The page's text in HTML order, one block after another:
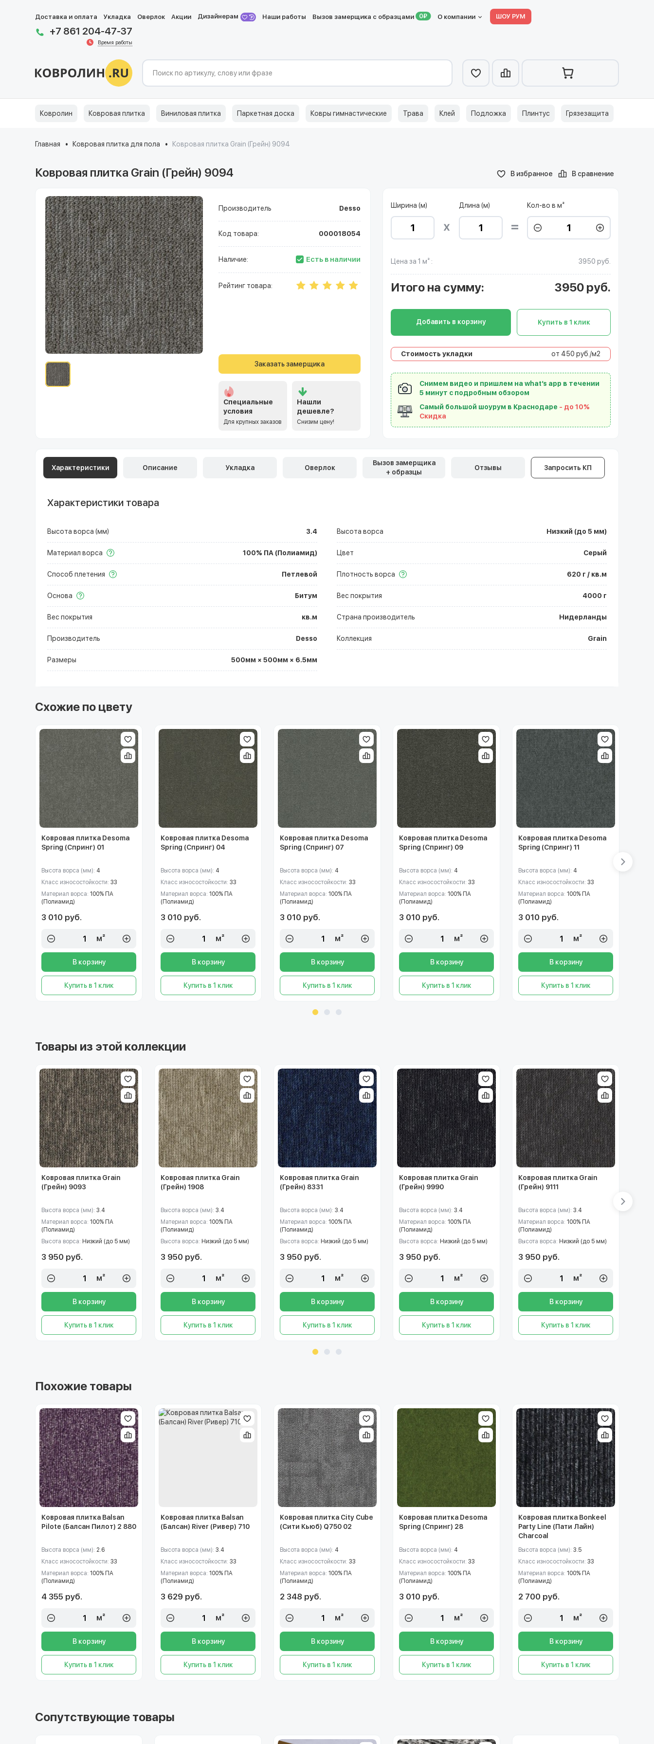
Доставка и оплата Укладка Оверлок Акции Дизайнерам Наши работы Вызов замерщика с образцами О компании ШОУ РУМ
+7 861 204-47-37
Время работы
Ковролин Ковровая плитка Виниловая плитка Паркетная доска Ковры гимнастические Трава Клей Подложка Плинтус Грязезащита
Главная Ковровая плитка для пола Ковровая плитка Grain (Грейн) 9094
Ковровая плитка Grain (Грейн) 9094 В избранное В сравнение
Производитель Desso
Код товара: 000018054
Наличие: Есть в наличии
Рейтинг товара:
Заказать замерщика
Специальные
условия
Для крупных заказов
Нашли
дешевле?
Снизим цену!
Ширина (м) Длина (м) Кол-во в м²
Цена за 1 м² : 3950 руб.
Итого на сумму: 3950 руб.
Добавить в корзину Купить в 1 клик
Стоимость укладки от 450 руб./м2
Снимем видео и пришлем на what’s app в течении
5 минут с подробным обзором
Самый большой шоурум в Краснодаре - до 10%
Скидка
Характеристики Описание Укладка Оверлок
Вызов замерщика
+ образцы
Отзывы Запросить КП
Характеристики товара
Высота ворса (мм) 3.4 Высота ворса Низкий (до 5 мм)
Материал ворса 100% ПА (Полиамид) Цвет Серый
Способ плетения Петлевой Плотность ворса 620 г / кв.м
Основа Битум Вес покрытия 4000 г
Вес покрытия кв.м Страна производитель Нидерланды
Производитель Desso Коллекция Grain
Размеры 500мм × 500мм × 6.5мм
Схожие по цвету
Ковровая плитка Desoma
Spring (Спринг) 01
Высота ворса (мм): 4
Класс износостойкости: 33
Материал ворса: 100% ПА
(Полиамид)
3 010 руб.
м²
В корзину
Купить в 1 клик
Ковровая плитка Desoma
Spring (Спринг) 04
Высота ворса (мм): 4
Класс износостойкости: 33
Материал ворса: 100% ПА
(Полиамид)
3 010 руб.
м²
В корзину
Купить в 1 клик
Ковровая плитка Desoma
Spring (Спринг) 07
Высота ворса (мм): 4
Класс износостойкости: 33
Материал ворса: 100% ПА
(Полиамид)
3 010 руб.
м²
В корзину
Купить в 1 клик
Ковровая плитка Desoma
Spring (Спринг) 09
Высота ворса (мм): 4
Класс износостойкости: 33
Материал ворса: 100% ПА
(Полиамид)
3 010 руб.
м²
В корзину
Купить в 1 клик
Ковровая плитка Desoma
Spring (Спринг) 11
Высота ворса (мм): 4
Класс износостойкости: 33
Материал ворса: 100% ПА
(Полиамид)
3 010 руб.
м²
В корзину
Купить в 1 клик
Товары из этой коллекции
Ковровая плитка Grain
(Грейн) 9093
Высота ворса (мм): 3.4
Материал ворса: 100% ПА
(Полиамид)
Высота ворса: Низкий (до 5 мм)
3 950 руб.
м²
В корзину
Купить в 1 клик
Ковровая плитка Grain
(Грейн) 1908
Высота ворса (мм): 3.4
Материал ворса: 100% ПА
(Полиамид)
Высота ворса: Низкий (до 5 мм)
3 950 руб.
м²
В корзину
Купить в 1 клик
Ковровая плитка Grain
(Грейн) 8331
Высота ворса (мм): 3.4
Материал ворса: 100% ПА
(Полиамид)
Высота ворса: Низкий (до 5 мм)
3 950 руб.
м²
В корзину
Купить в 1 клик
Ковровая плитка Grain
(Грейн) 9990
Высота ворса (мм): 3.4
Материал ворса: 100% ПА
(Полиамид)
Высота ворса: Низкий (до 5 мм)
3 950 руб.
м²
В корзину
Купить в 1 клик
Ковровая плитка Grain
(Грейн) 9111
Высота ворса (мм): 3.4
Материал ворса: 100% ПА
(Полиамид)
Высота ворса: Низкий (до 5 мм)
3 950 руб.
м²
В корзину
Купить в 1 клик
Похожие товары
Ковровая плитка Balsan
Pilote (Балсан Пилот) 2 880
Высота ворса (мм): 2.6
Класс износостойкости: 33
Материал ворса: 100% ПА
(Полиамид)
4 355 руб.
м²
В корзину
Купить в 1 клик
Ковровая плитка Balsan
(Балсан) River (Ривер) 710
Высота ворса (мм): 3.4
Класс износостойкости: 33
Материал ворса: 100% ПА
(Полиамид)
3 629 руб.
м²
В корзину
Купить в 1 клик
Ковровая плитка City Cube
(Сити Кьюб) Q750 02
Высота ворса (мм): 4
Класс износостойкости: 33
Материал ворса: 100% ПА
(Полиамид)
2 348 руб.
м²
В корзину
Купить в 1 клик
Ковровая плитка Desoma
Spring (Спринг) 28
Высота ворса (мм): 4
Класс износостойкости: 33
Материал ворса: 100% ПА
(Полиамид)
3 010 руб.
м²
В корзину
Купить в 1 клик
Ковровая плитка Bonkeel
Party Line (Пати Лайн)
Charcoal
Высота ворса (мм): 3.5
Класс износостойкости: 33
Материал ворса: 100% ПА
(Полиамид)
2 700 руб.
м²
В корзину
Купить в 1 клик
Сопутствующие товары